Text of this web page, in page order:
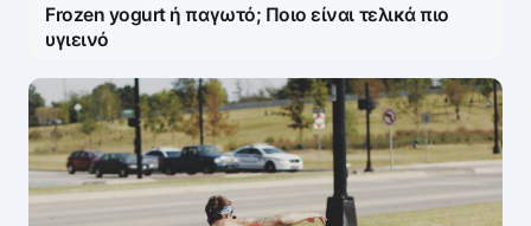
Frozen yogurt ή παγωτό; Ποιο είναι τελικά πιο
υγιεινό